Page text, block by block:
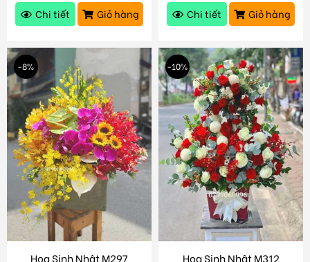
Chi tiết
Giỏ hàng
Chi tiết
Giỏ hàng
-8%
Hoa Sinh Nhật M297
-10%
Hoa Sinh Nhật M312